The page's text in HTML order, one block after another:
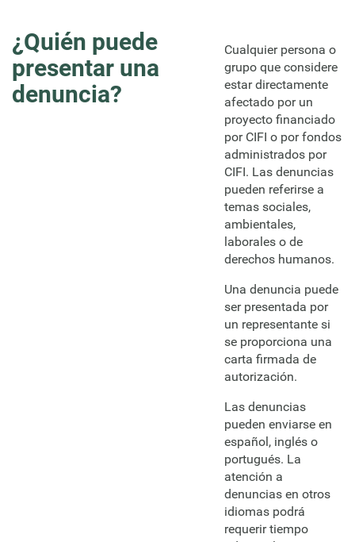
¿Quién puede
presentar una
denuncia?
Cualquier persona o
grupo que considere
estar directamente
afectado por un
proyecto financiado
por CIFI o por fondos
administrados por
CIFI. Las denuncias
pueden referirse a
temas sociales,
ambientales,
laborales o de
derechos humanos.
Una denuncia puede
ser presentada por
un representante si
se proporciona una
carta firmada de
autorización.
Las denuncias
pueden enviarse en
español, inglés o
portugués. La
atención a
denuncias en otros
idiomas podrá
requerir tiempo